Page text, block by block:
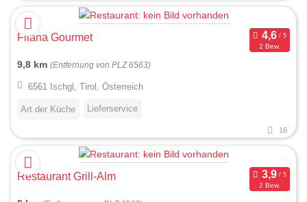
Fliana Gourmet
2 Bew.
9,8 km (Entfernung von PLZ 6563)
6561 Ischgl, Tirol, Österreich
Art der Küche Lieferservice
16
Restaurant Grill-Alm
2 Bew.